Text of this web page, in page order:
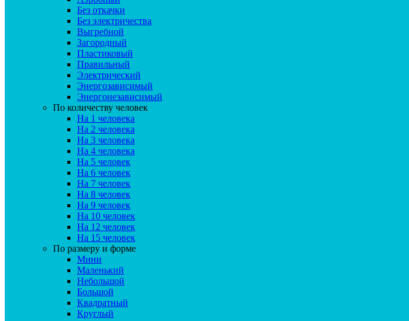
Без откачки
Без электричества
Выгребной
Загородный
Пластиковый
Правильный
Электрический
Энергозависимый
Энергонезависимый
По количеству человек
На 1 человека
На 2 человека
На 3 человека
На 4 человека
На 5 человек
На 6 человек
На 7 человек
На 8 человек
На 9 человек
На 10 человек
На 12 человек
На 15 человек
По размеру и форме
Мини
Маленький
Небольшой
Большой
Квадратный
Круглый